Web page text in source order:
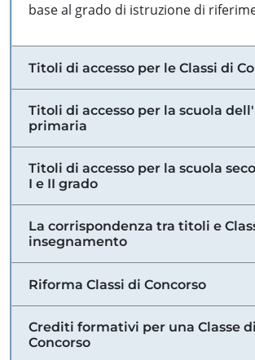
base al grado di istruzione di
Titoli di accesso per le Classi di
Titoli di accesso per la scuola
primaria
Titoli di accesso per la scuola
I e II grado
La corrispondenza tra titoli e
insegnamento
Riforma Classi di Concorso
Crediti formativi per una Classe di
Concorso